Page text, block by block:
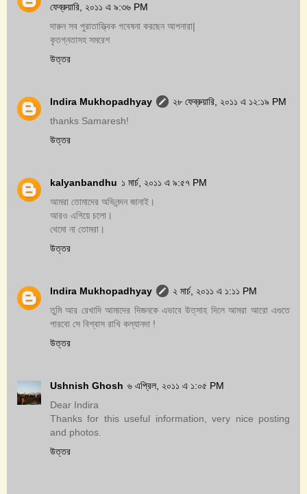
ফেব্রুয়ারি, ২০১১ এ ৯:৩৬ PM
দারুন সব পুরাতাত্ত্বিক গবেষনা করছেন আপনারা|
কৃতগ্নতাসহ সমরেশ
উত্তর
Indira Mukhopadhyay
২৮ ফেব্রুয়ারি, ২০১১ এ ১২:১৯ PM
thanks Samaresh!
উত্তর
kalyanbandhu ১ মার্চ, ২০১১ এ ৯:৫৭ PM
আমরা তোমাদের অভিনন্দন জানাই।
আরও এগিয়ে চলো।
থেমো না তোমরা।
উত্তর
Indira Mukhopadhyay
২ মার্চ, ২০১১ এ ১:১১ PM
তুমি আর রেখাদি আমাদের দিজনকে এভাবে উত্‌সাহ দিলে আমরা আরো এগুতে
পারবো সে বিশ্বাস রাখি কল্যানদা !
উত্তর
Ushnish Ghosh ৬ এপ্রিল, ২০১১ এ ১:০৫ PM
Dear Indira
Thanks for this useful information, very nice posting
and photos.
উত্তর